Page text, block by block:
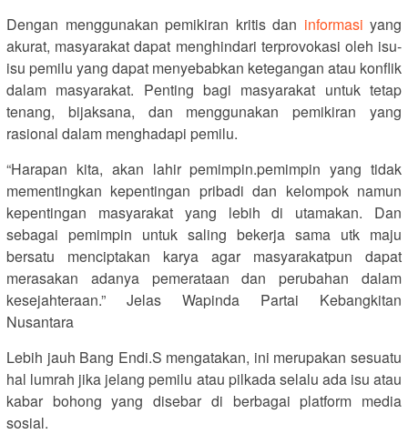
Dengan menggunakan pemikiran kritis dan informasi yang
akurat, masyarakat dapat menghindari terprovokasi oleh isu-
isu pemilu yang dapat menyebabkan ketegangan atau konflik
dalam masyarakat. Penting bagi masyarakat untuk tetap
tenang, bijaksana, dan menggunakan pemikiran yang
rasional dalam menghadapi pemilu.
“Harapan kita, akan lahir pemimpin.pemimpin yang tidak
mementingkan kepentingan pribadi dan kelompok namun
kepentingan masyarakat yang lebih di utamakan. Dan
sebagai pemimpin untuk saling bekerja sama utk maju
bersatu menciptakan karya agar masyarakatpun dapat
merasakan adanya pemerataan dan perubahan dalam
kesejahteraan.” Jelas Wapinda Partai Kebangkitan
Nusantara
Lebih jauh Bang Endi.S mengatakan, ini merupakan sesuatu
hal lumrah jika jelang pemilu atau pilkada selalu ada isu atau
kabar bohong yang disebar di berbagai platform media
sosial.